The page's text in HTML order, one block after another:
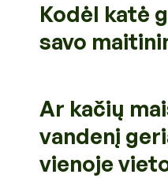
Kodėl katė
savo
Ar kačių
vandenį
vienoje